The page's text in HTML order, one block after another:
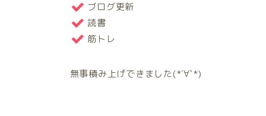
ブログ更新
読書
筋トレ
無事積み上げできました(*´∀`*)